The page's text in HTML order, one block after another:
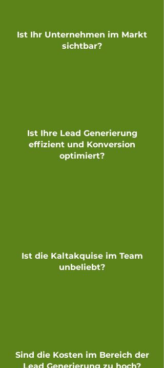
Ist Ihr Unternehmen im Markt
sichtbar?
Ist Ihre Lead Generierung
effizient und Konversion
optimiert?
Ist die Kaltakquise im Team
unbeliebt?
Sind die Kosten im Bereich der